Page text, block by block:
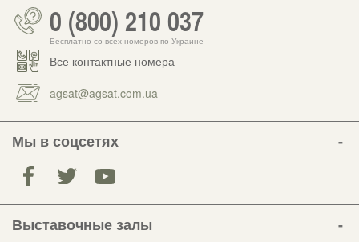
0 (800) 210 037
Бесплатно со всех номеров по Украине
Все контактные номера
agsat@agsat.com.ua
Мы в соцсетях
Выставочные залы